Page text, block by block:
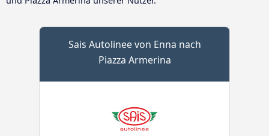
Sais Autolinee von Enna nach
Piazza Armerina